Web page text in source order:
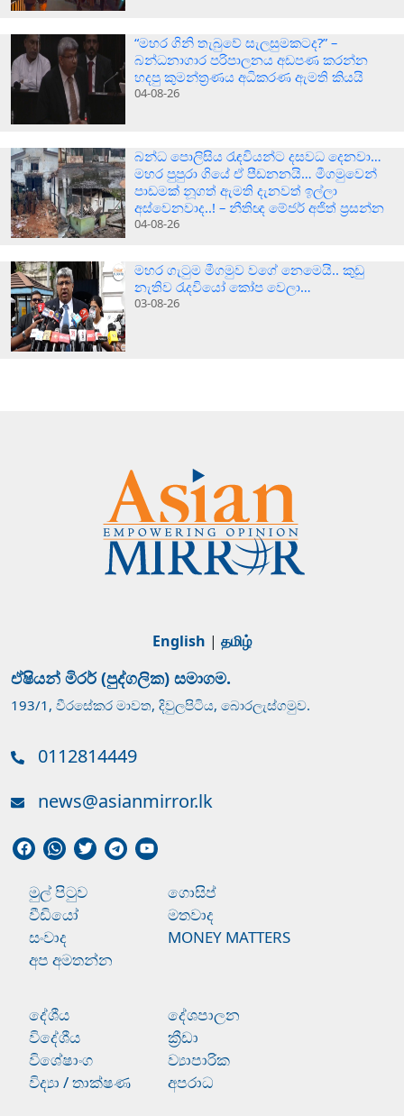
“මහර ගිනි තැබුවේ සැලසුමකටද?” –
බන්ධනාගාර පරිපාලනය අඩපණ කරන්න
හදපු කුමන්ත්‍රණය අධිකරණ ඇමති කියයි
04-08-26
බන්ධ පොලිසිය රැඳවියන්ට දසවධ දෙනවා…
මහර පුපුරා ගියේ ඒ පීඩනනයි… මීගමුවෙන්
පාඩමක් නූගත් ඇමති දැනවත් ඉල්ලා
අස්වෙනවාද..! – නීතිඥ මේජර් අජිත් ප්‍රසන්න
04-08-26
මහර ගැටුම මීගමුව වගේ නෙමෙයි.. කුඩු
නැතිව රැදවියෝ කෝප වෙලා…
03-08-26
English | தமிழ்
ඒෂියන් මිරර් (පුද්ගලික) සමාගම.
193/1, වීරසේකර මාවත, දිවුලපිටිය, බොරලැස්ගමුව.
0112814449
news@asianmirror.lk
මුල් පිටුව
ගොසිප්
වීඩියෝ
මතවාද
සංවාද
MONEY MATTERS
අප අමතන්න
දේශීය
දේශපාලන
විදේශීය
ක්‍රීඩා
විශේෂාංග
ව්‍යාපාරික
විද්‍යා / තාක්ෂණ
අපරාධ